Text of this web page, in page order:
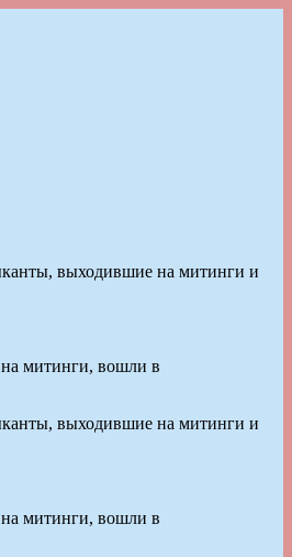
выходившие на митинги и
митинги, вошли в
выходившие на митинги и
митинги, вошли в